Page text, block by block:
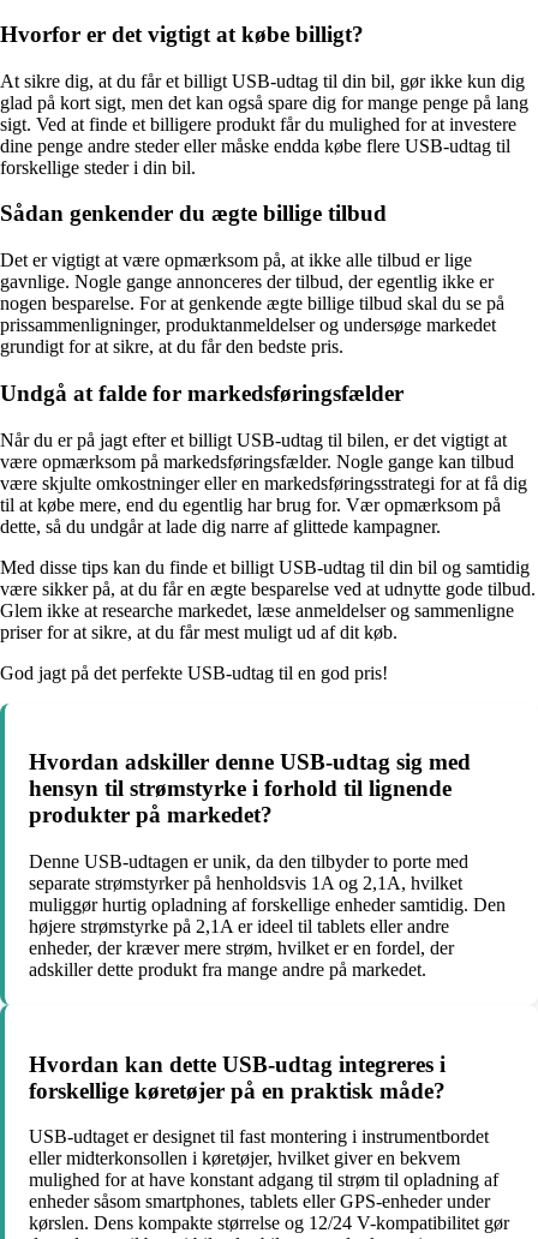
Hvorfor er det vigtigt at købe billigt?
At sikre dig, at du får et billigt USB-udtag til din bil, gør ikke kun dig
glad på kort sigt, men det kan også spare dig for mange penge på lang
sigt. Ved at finde et billigere produkt får du mulighed for at investere
dine penge andre steder eller måske endda købe flere USB-udtag til
forskellige steder i din bil.
Sådan genkender du ægte billige tilbud
Det er vigtigt at være opmærksom på, at ikke alle tilbud er lige
gavnlige. Nogle gange annonceres der tilbud, der egentlig ikke er
nogen besparelse. For at genkende ægte billige tilbud skal du se på
prissammenligninger, produktanmeldelser og undersøge markedet
grundigt for at sikre, at du får den bedste pris.
Undgå at falde for markedsføringsfælder
Når du er på jagt efter et billigt USB-udtag til bilen, er det vigtigt at
være opmærksom på markedsføringsfælder. Nogle gange kan tilbud
være skjulte omkostninger eller en markedsføringsstrategi for at få dig
til at købe mere, end du egentlig har brug for. Vær opmærksom på
dette, så du undgår at lade dig narre af glittede kampagner.
Med disse tips kan du finde et billigt USB-udtag til din bil og samtidig
være sikker på, at du får en ægte besparelse ved at udnytte gode tilbud.
Glem ikke at researche markedet, læse anmeldelser og sammenligne
priser for at sikre, at du får mest muligt ud af dit køb.
God jagt på det perfekte USB-udtag til en god pris!
Hvordan adskiller denne USB-udtag sig med
hensyn til strømstyrke i forhold til lignende
produkter på markedet?
Denne USB-udtagen er unik, da den tilbyder to porte med
separate strømstyrker på henholdsvis 1A og 2,1A, hvilket
muliggør hurtig opladning af forskellige enheder samtidig. Den
højere strømstyrke på 2,1A er ideel til tablets eller andre
enheder, der kræver mere strøm, hvilket er en fordel, der
adskiller dette produkt fra mange andre på markedet.
Hvordan kan dette USB-udtag integreres i
forskellige køretøjer på en praktisk måde?
USB-udtaget er designet til fast montering i instrumentbordet
eller midterkonsollen i køretøjer, hvilket giver en bekvem
mulighed for at have konstant adgang til strøm til opladning af
enheder såsom smartphones, tablets eller GPS-enheder under
kørslen. Dens kompakte størrelse og 12/24 V-kompatibilitet gør